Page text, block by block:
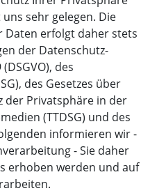
sehr gelegen. Die
Daten erfolgt daher stets
der Datenschutz-
des
des Gesetzes über
der Privatsphäre in der
(TTDSG) und des
informieren wir -
- Sie daher
erhoben werden und auf